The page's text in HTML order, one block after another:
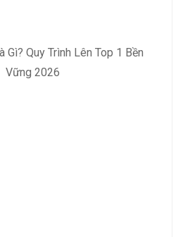
Gì? Quy Trình Lên Top 1 Bền
Vững 2026